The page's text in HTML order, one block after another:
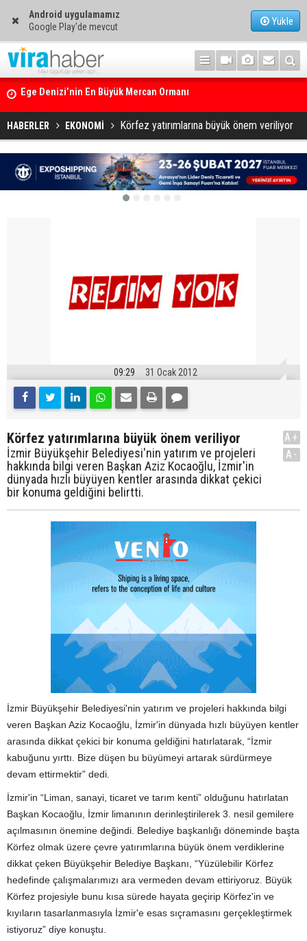
Android uygulamamız
Google Play'de mevcut
Yükle
14. TAYK – Eker Olympos Regatta için geri sayım başladı
HABERLER EKONOMİ Körfez yatırımlarına büyük önem veriliyor
09:29 31 Ocak 2012
Körfez yatırımlarına büyük önem veriliyor
İzmir Büyükşehir Belediyesi'nin yatırım ve projeleri
hakkında bilgi veren Başkan Aziz Kocaoğlu, İzmir'in
dünyada hızlı büyüyen kentler arasında dikkat çekici
bir konuma geldiğini belirtti.
A+
A-
İzmir Büyükşehir Belediyesi'nin yatırım ve projeleri hakkında bilgi
veren Başkan Aziz Kocaoğlu, İzmir'in dünyada hızlı büyüyen kentler
arasında dikkat çekici bir konuma geldiğini hatırlatarak, “İzmir
kabuğunu yırttı. Bize düşen bu büyümeyi artarak sürdürmeye
devam ettirmektir” dedi.
İzmir'in “Liman, sanayi, ticaret ve tarım kenti” olduğunu hatırlatan
Başkan Kocaoğlu, İzmir limanının derinleştirilerek 3. nesil gemilere
açılmasının önemine değindi. Belediye başkanlığı döneminde başta
Körfez olmak üzere çevre yatırımlarına büyük önem verdiklerine
dikkat çeken Büyükşehir Belediye Başkanı, “Yüzülebilir Körfez
hedefinde çalışmalarımızı ara vermeden devam ettiriyoruz. Büyük
Körfez projesiyle bunu kısa sürede hayata geçirip Körfez'in ve
kıyıların tasarlanmasıyla İzmir'e esas sıçramasını gerçekleştirmek
istiyoruz” diye konuştu.